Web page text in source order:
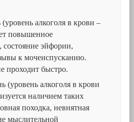
(уровень алкоголя в крови –
повышенное
состояние эйфории,
к мочеиспусканию.
проходит быстро.
(уровень алкоголя в крови
наличием таких
походка, невнятная
мыслительной